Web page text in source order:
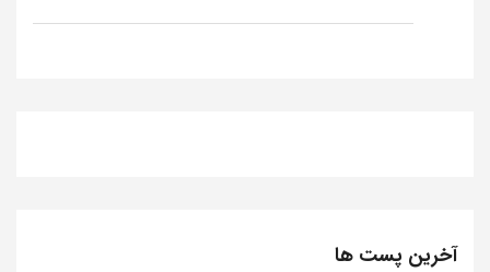
آخرین پست ها